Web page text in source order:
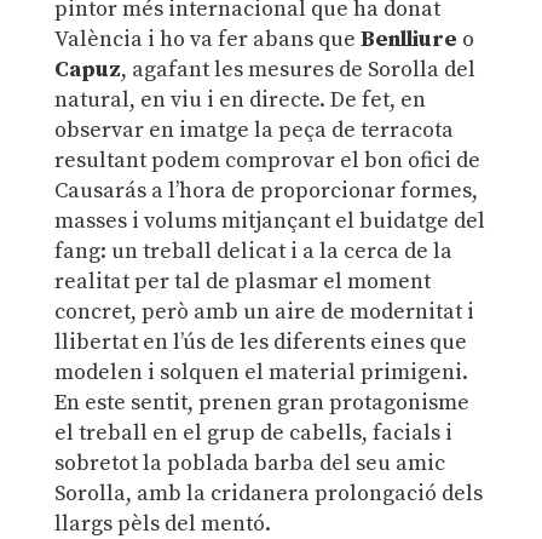
pintor més internacional que ha donat
València i ho va fer abans que Benlliure o
Capuz, agafant les mesures de Sorolla del
natural, en viu i en directe. De fet, en
observar en imatge la peça de terracota
resultant podem comprovar el bon ofici de
Causarás a l’hora de proporcionar formes,
masses i volums mitjançant el buidatge del
fang: un treball delicat i a la cerca de la
realitat per tal de plasmar el moment
concret, però amb un aire de modernitat i
llibertat en l’ús de les diferents eines que
modelen i solquen el material primigeni.
En este sentit, prenen gran protagonisme
el treball en el grup de cabells, facials i
sobretot la poblada barba del seu amic
Sorolla, amb la cridanera prolongació dels
llargs pèls del mentó.